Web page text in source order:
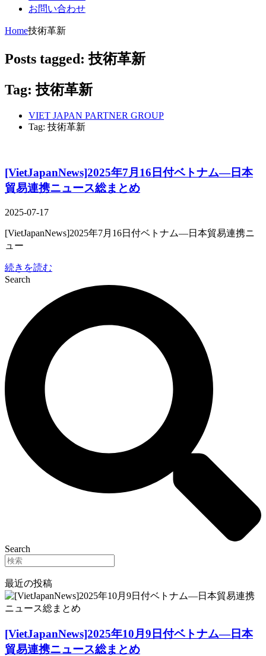
お問い合わせ
Home技術革新
Posts tagged: 技術革新
Tag: 技術革新
VIET JAPAN PARTNER GROUP
Tag: 技術革新
[VietJapanNews]2025年7月16日付ベトナム―日本
貿易連携ニュース総まとめ
2025-07-17
[VietJapanNews]2025年7月16日付ベトナム―日本貿易連携ニ
ュー
続きを読む
Search
Search
最近の投稿
[VietJapanNews]2025年10月9日付ベトナム―日本
貿易連携ニュース総まとめ